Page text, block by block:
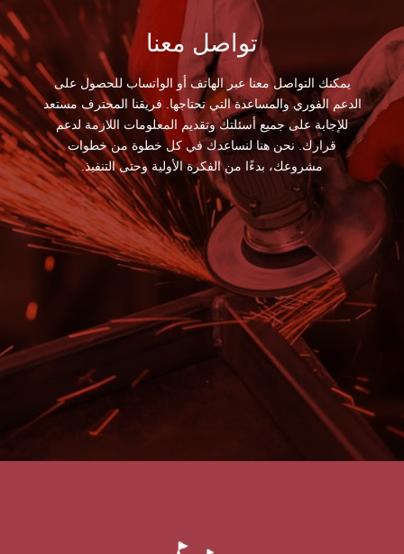
تواصل معنا
يمكنك التواصل معنا عبر الهاتف أو الواتساب للحصول على
الدعم الفوري والمساعدة التي تحتاجها. فريقنا المحترف مستعد
للإجابة على جميع أسئلتك وتقديم المعلومات اللازمة لدعم
قرارك. نحن هنا لنساعدك في كل خطوة من خطوات
مشروعك، بدءًا من الفكرة الأولية وحتى التنفيذ.